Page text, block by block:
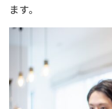
ます。